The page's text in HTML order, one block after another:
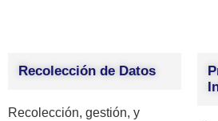
Recolección de Datos
Recolección, gestión, y